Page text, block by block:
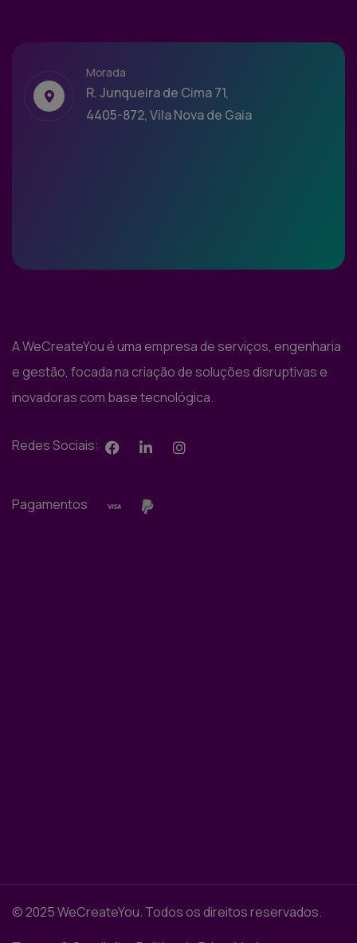
Morada
R. Junqueira de Cima 71,
4405-872, Vila Nova de Gaia
A WeCreateYou é uma empresa de serviços, engenharia
e gestão, focada na criação de soluções disruptivas e
inovadoras com base tecnológica.
Redes Sociais:
Pagamentos
© 2025 WeCreateYou. Todos os direitos reservados.